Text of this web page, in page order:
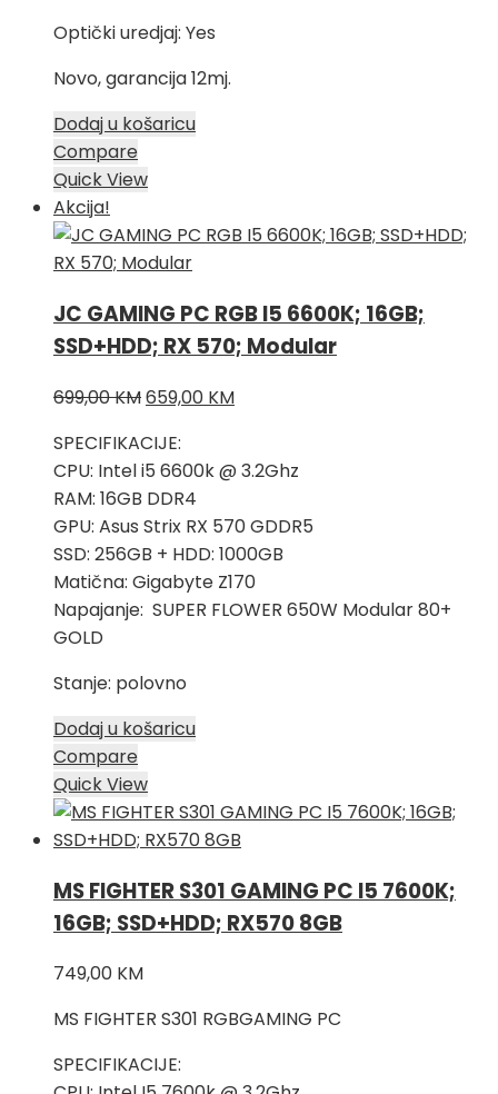
Optički uredjaj: Yes
Novo, garancija 12mj.
Dodaj u košaricu
Compare
Quick View
Akcija!
JC GAMING PC RGB I5 6600K; 16GB;
SSD+HDD; RX 570; Modular
699,00KMIzvorna
bila
je:
699,00 KM.
659,00 KMTrenutna
659,00 KM.
SPECIFIKACIJE:
CPU: Intel i5 6600k @ 3.2Ghz
RAM: 16GB DDR4
GPU: Asus Strix RX 570 GDDR5
SSD: 256GB + HDD: 1000GB
Matična: Gigabyte Z170
Napajanje: SUPER FLOWER 650W Modular 80+
GOLD
Stanje: polovno
Dodaj u košaricu
Compare
Quick View
MS FIGHTER S301 GAMING PC I5 7600K;
16GB; SSD+HDD; RX570 8GB
749,00 KM
MS FIGHTER S301 RGBGAMING PC
SPECIFIKACIJE: